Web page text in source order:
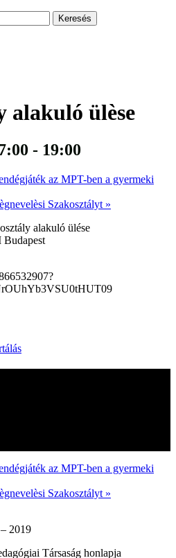
alakuló ülèse
- 19:00
az MPT-ben a gyermeki
Szakosztályt »
alakuló ülése
Budapest
az MPT-ben a gyermeki
Szakosztályt »
2019
Társaság honlapja